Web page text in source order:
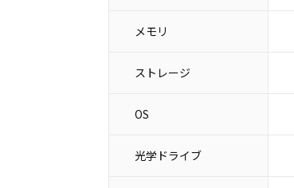
メモリ
ストレージ
OS
光学ドライブ